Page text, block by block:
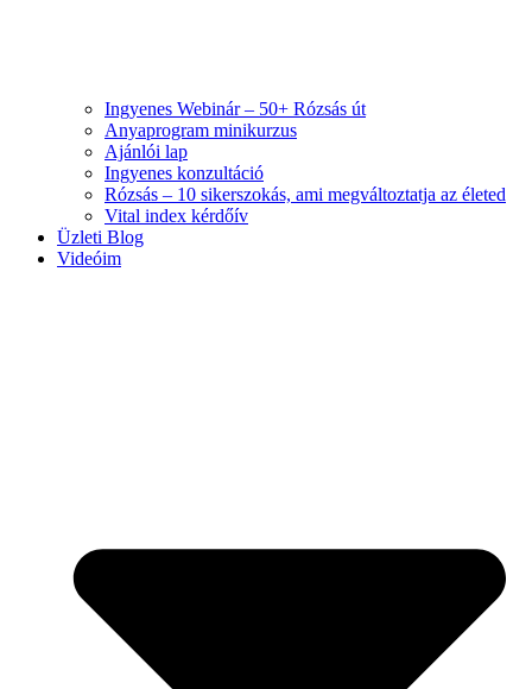
Ingyenes Webinár – 50+ Rózsás út
Anyaprogram minikurzus
Ajánlói lap
Ingyenes konzultáció
Rózsás – 10 sikerszokás, ami megváltoztatja az életed
Vital index kérdőív
Üzleti Blog
Videóim